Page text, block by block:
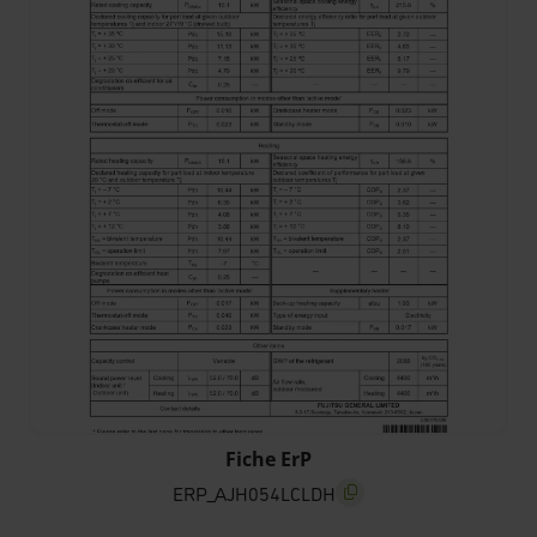
ERP_AJH054LCLDH
screenreader.copy title
Fiche ErP